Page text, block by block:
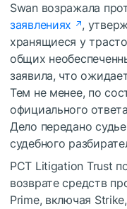
Swan возражала
заявлениях
,
хранящиеся у
общих
заявила, что
Тем не менее, по
официального
Дело передано
судебного
PCT Litigation Trust
возврате средств
Prime, включая